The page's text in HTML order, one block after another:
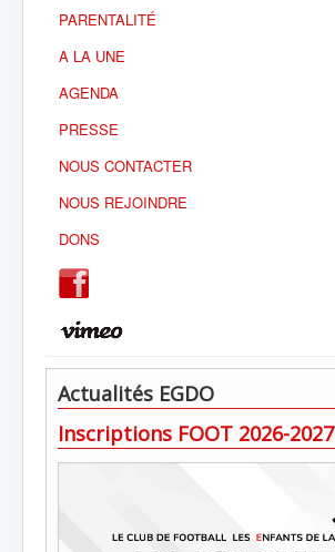
PARENTALITÉ
A LA UNE
AGENDA
PRESSE
NOUS CONTACTER
NOUS REJOINDRE
DONS
Actualités EGDO
Inscriptions FOOT 2026-2027